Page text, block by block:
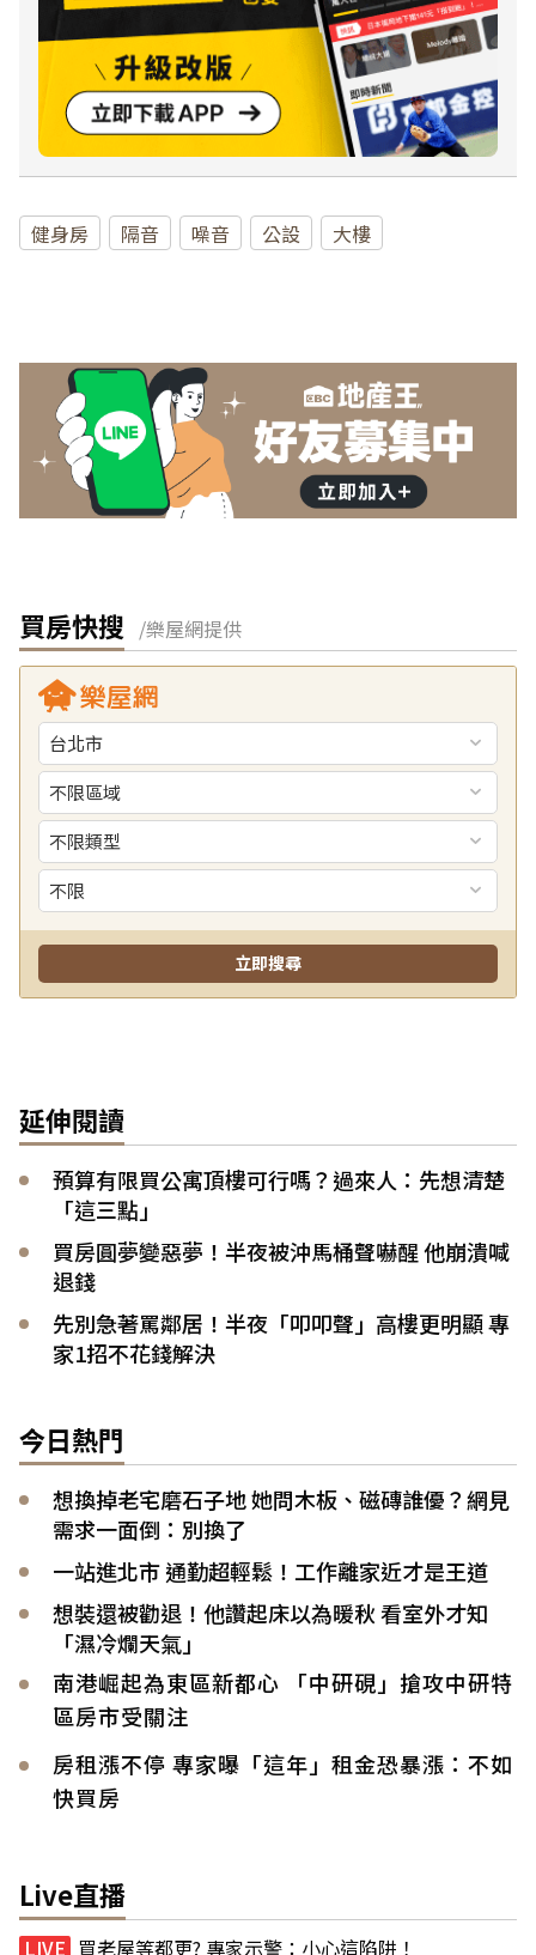
健身房 隔音 噪音 公設 大樓
買房快搜 /樂屋網提供
延伸閱讀
預算有限買公寓頂樓可行嗎？過來人：先想清楚
「這三點」
買房圓夢變惡夢！半夜被沖馬桶聲嚇醒 他崩潰喊
退錢
先別急著罵鄰居！半夜「叩叩聲」高樓更明顯 專
家1招不花錢解決
今日熱門
想換掉老宅磨石子地 她問木板、磁磚誰優？網見
需求一面倒：別換了
一站進北市 通勤超輕鬆！工作離家近才是王道
想裝還被勸退！他讚起床以為暖秋 看室外才知
「濕冷爛天氣」
南港崛起為東區新都心 「中研硯」搶攻中研特
區房市受關注
房租漲不停 專家曝「這年」租金恐暴漲：不如
快買房
Live直播
買老屋等都更? 專家示警：小心這陷阱！